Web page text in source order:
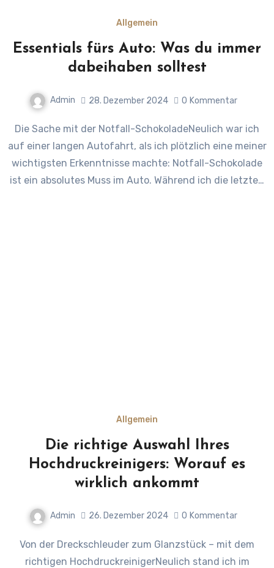
Allgemein
Essentials fürs Auto: Was du immer
dabeihaben solltest
Admin 28. Dezember 2024 0 Kommentar
Die Sache mit der Notfall-SchokoladeNeulich war ich
auf einer langen Autofahrt, als ich plötzlich eine meiner
wichtigsten Erkenntnisse machte: Notfall-Schokolade
ist ein absolutes Muss im Auto. Während ich die letzte…
Allgemein
Die richtige Auswahl Ihres
Hochdruckreinigers: Worauf es
wirklich ankommt
Admin 26. Dezember 2024 0 Kommentar
Von der Dreckschleuder zum Glanzstück – mit dem
richtigen HochdruckreinigerNeulich stand ich im